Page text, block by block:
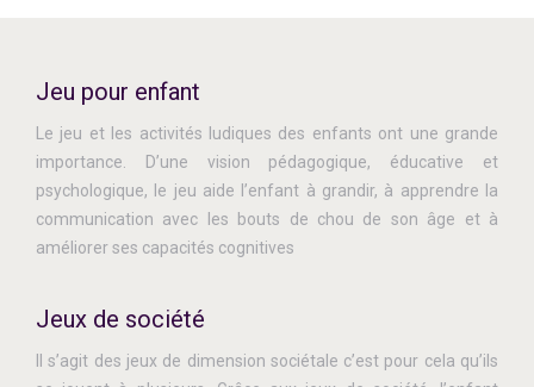
Jeu pour enfant
Le jeu et les activités ludiques des enfants ont une grande
importance. D’une vision pédagogique, éducative et
psychologique, le jeu aide l’enfant à grandir, à apprendre la
communication avec les bouts de chou de son âge et à
améliorer ses capacités cognitives
Jeux de société
Il s’agit des jeux de dimension sociétale c’est pour cela qu’ils